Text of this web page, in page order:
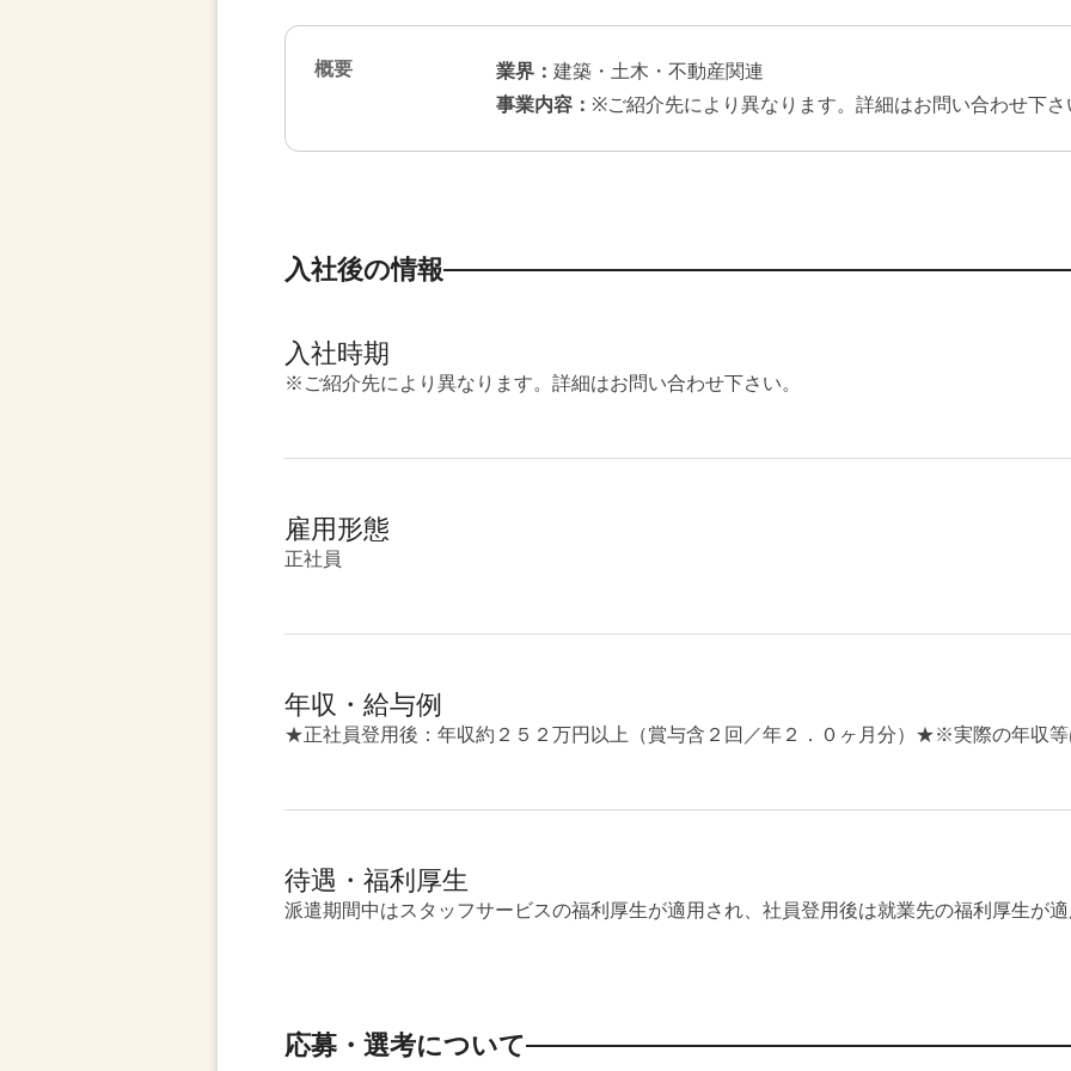
概要 業界： 建築・土木・不動産関連
事業内容： ※ご紹介先により異なります。詳細はお問い合わせ下さ
入社後の情報
入社時期
※ご紹介先により異なります。詳細はお問い合わせ下さい。
雇用形態
正社員
年収・給与例
★正社員登用後：年収約２５２万円以上（賞与含２回／年２．０ヶ月分）★※実際の年収
待遇・福利厚生
派遣期間中はスタッフサービスの福利厚生が適用され、社員登用後は就業先の福利厚生が
応募・選考について